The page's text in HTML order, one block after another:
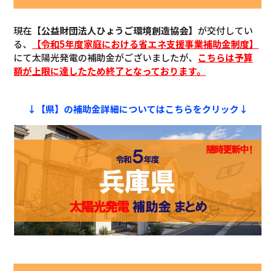
現在 【公益財団法人ひょうご環境創造協会】 が交付してい
る、
【令和5年度家庭における省エネ支援事業補助金制度】
にて太陽光発電の補助金がございましたが、 こちらは予算
額が上限に達したため終了となっております。
↓【県】の補助金詳細についてはこちらをクリック↓